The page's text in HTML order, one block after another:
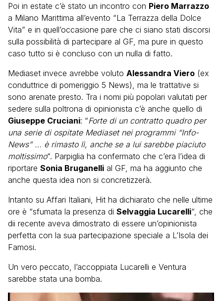
Poi in estate c’è stato un incontro con Piero Marrazzo
a Milano Marittima all’evento “La Terrazza della Dolce
Vita” e in quell’occasione pare che ci siano stati discorsi
sulla possibilità di partecipare al GF, ma pure in questo
caso tutto si è concluso con un nulla di fatto.
Mediaset invece avrebbe voluto Alessandra Viero (ex
conduttrice di pomeriggio 5 News), ma le trattative si
sono arenate presto. Tra i nomi più popolari valutati per
sedere sulla poltrona di opinionista c’è anche quello di
Giuseppe Cruciani: “Forte di un contratto quadro per
una serie di ospitate Mediaset nei programmi “Info-
News” … è rimasto lì, anche se a lui sarebbe piaciuto
moltissimo“. Parpiglia ha confermato che c’era l’idea di
riportare Sonia Bruganelli al GF, ma ha aggiunto che
anche questa idea non si concretizzerà.
Intanto su Affari Italiani, Hit ha dichiarato che nelle ultime
ore è “sfumata la presenza di Selvaggia Lucarelli“, che
dii recente aveva dimostrato di essere un’opinionista
perfetta con la sua partecipazione speciale a L’Isola dei
Famosi.
Un vero peccato, l’accoppiata Lucarelli e Ventura
sarebbe stata una bomba.